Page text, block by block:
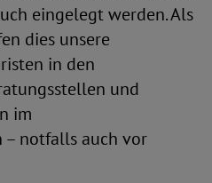
eingelegt werden. Als
dies unsere
in den
und
im
– notfalls auch vor